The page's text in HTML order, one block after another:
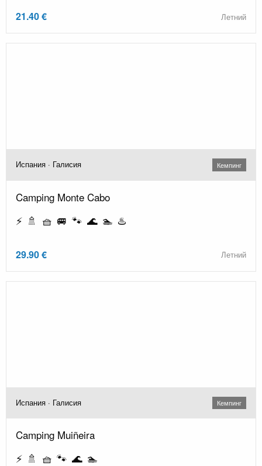
21.40 € Летний
Испания · Галисия Кемпинг
Camping Monte Cabo
⚡ 🚿 🧺 🚐 🐾 🌊 🏊 ♨️
29.90 € Летний
Испания · Галисия Кемпинг
Camping Muiñeira
⚡ 🚿 🧺 🐾 🌊 🏊